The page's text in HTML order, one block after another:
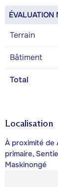
Terrain
Bâtiment
Total
Localisation
À proximité de
primaire,
Maskinongé